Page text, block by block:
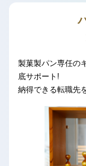
製菓製パン専任の
底サポート!
納得できる転職先